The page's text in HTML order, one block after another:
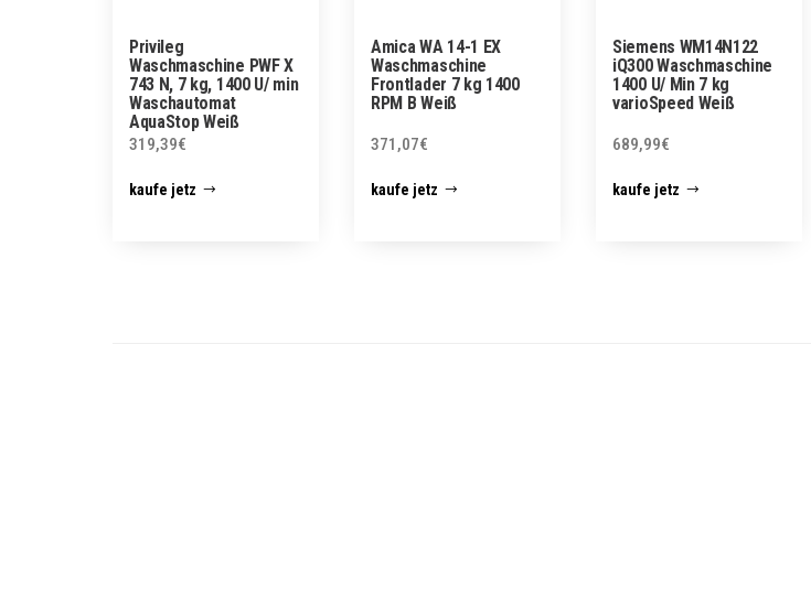
Privileg
Waschmaschine PWF X
743 N, 7 kg, 1400 U/ min
Waschautomat
AquaStop Weiß
319,39€
kaufe jetz
Amica WA 14-1 EX
Waschmaschine
Frontlader 7 kg 1400
RPM B Weiß
371,07€
kaufe jetz
Siemens WM14N122
iQ300 Waschmaschine
1400 U/ Min 7 kg
varioSpeed Weiß
689,99€
kaufe jetz